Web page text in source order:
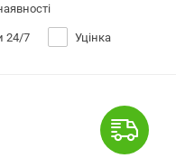
24/7 Уцінка